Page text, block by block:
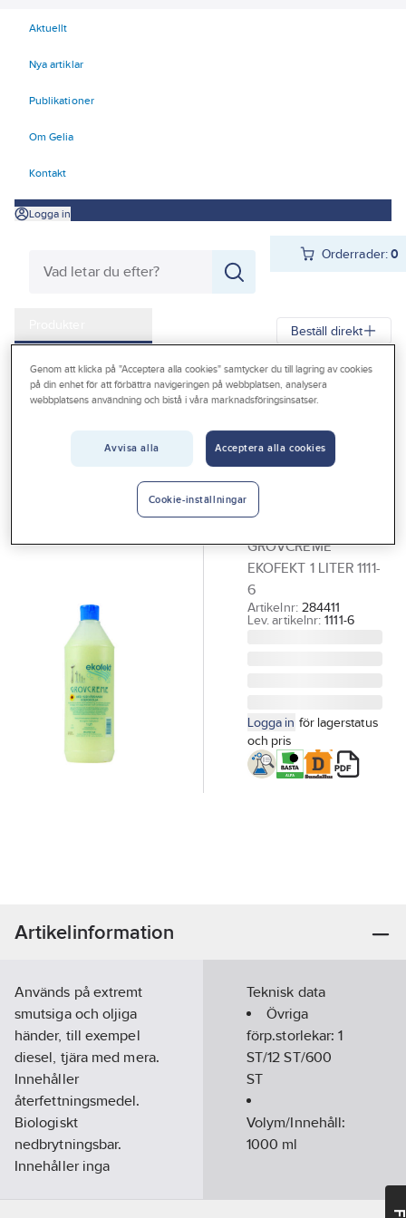
Aktuellt
Nya artiklar
Publikationer
Om Gelia
Kontakt
Logga in
Orderrader:0
Outlet
Beställ direkt
Gelia Produkter Förbrukningsvaror
Hygien
Handrengöring, handdesinfektion
EKOFEKT
Handrengöring
grovcreme
GROVCREME
EKOFEKT 1 LITER 1111-
6
Artikelnr: 284411
Lev. artikelnr: 1111-6
Logga in för lagerstatus
och pris
Artikelinformation
Används på extremt
smutsiga och oljiga
händer, till exempel
diesel, tjära med mera.
Innehåller
återfettningsmedel.
Biologiskt
nedbrytningsbar.
Innehåller inga
Teknisk data
Övriga
förp.storlekar:1
ST/12 ST/600
ST
Volym/Innehåll:
1000 ml
Genom att klicka på "Acceptera alla cookies" samtycker du till lagring av cookies
på din enhet för att förbättra navigeringen på webbplatsen, analysera
webbplatsens användning och bistå i våra marknadsföringsinsatser.
Avvisa alla Acceptera alla cookies
Cookie-inställningar